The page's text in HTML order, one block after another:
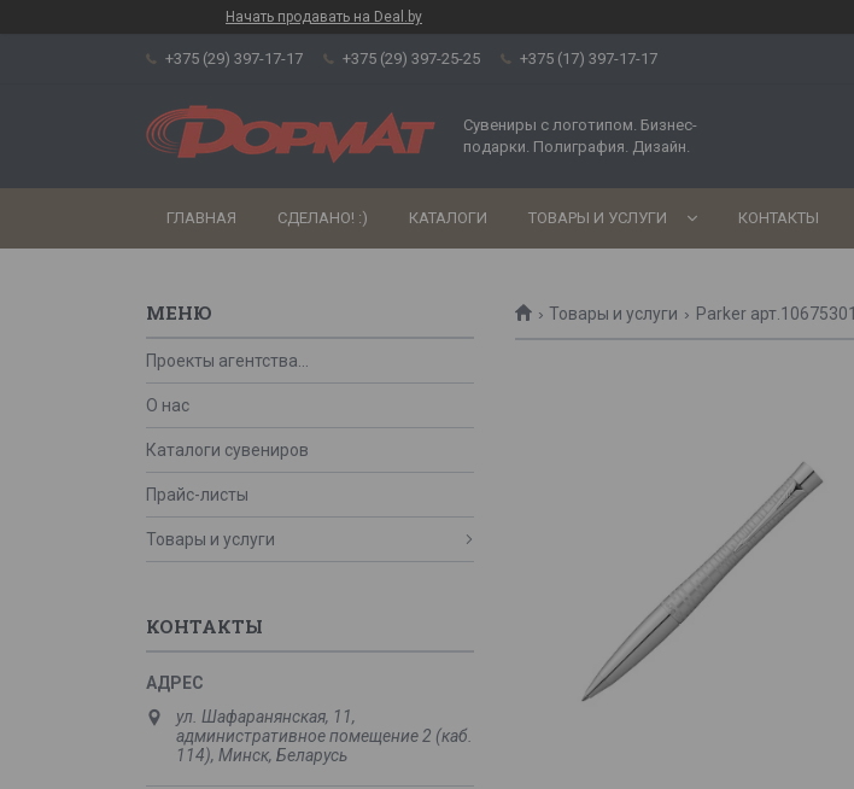
Начать продавать на Deal.by
+375 (29) 397-17-17 +375 (29) 397-25-25 +375 (17) 397-17-17
Сувениры с логотипом. Бизнес-
подарки. Полиграфия. Дизайн.
ГЛАВНАЯ СДЕЛАНО! :) КАТАЛОГИ ТОВАРЫ И УСЛУГИ КОНТАКТЫ
Товары и услуги Parker арт.10675301
Проекты агентства...
О нас
Каталоги сувениров
Прайс-листы
Товары и услуги
КОНТАКТЫ
ул. Шафаранянская, 11,
административное помещение 2 (каб.
114), Минск, Беларусь